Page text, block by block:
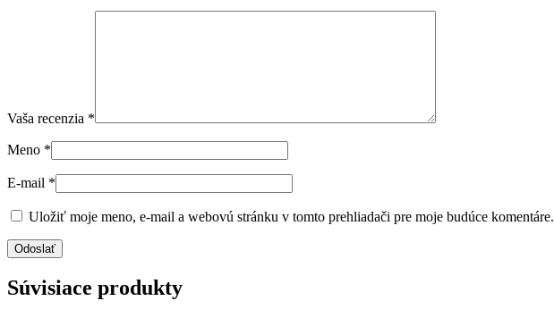
Vaša recenzia *
Meno *
E-mail *
Uložiť moje meno, e-mail a webovú stránku v tomto prehliadači pre moje budúce komentáre.
Súvisiace produkty